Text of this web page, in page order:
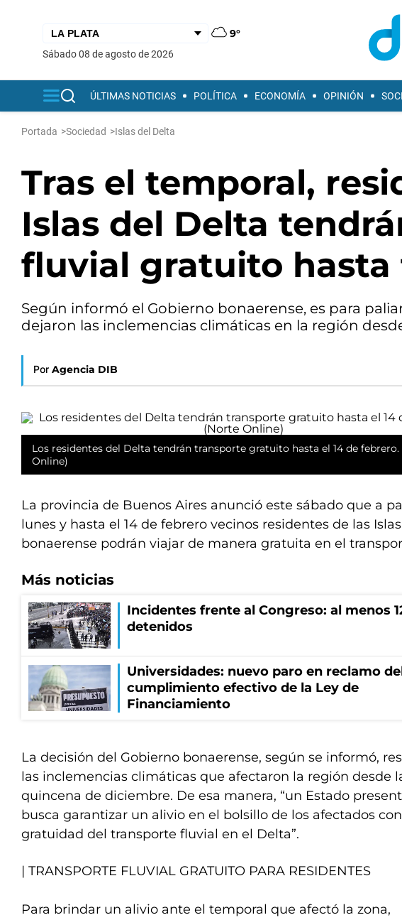
9°
sábado 08 de agosto de 2026
ÚLTIMAS NOTICIAS POLÍTICA ECONOMÍA OPINIÓN
Portada >Sociedad >Islas del Delta
Tras el temporal,
Islas del Delta
fluvial gratuito hasta
Según informó el Gobierno bonaerense, es para
dejaron las inclemencias climáticas en la región
Por Agencia DIB
Los residentes del Delta tendrán transporte gratuito hasta el 14 de
Online)
La provincia de Buenos Aires anunció este sábado que a
lunes y hasta el 14 de febrero vecinos residentes de las
bonaerense podrán viajar de manera gratuita en el
Más noticias
Incidentes frente al Congreso: al menos
detenidos
Universidades: nuevo paro en reclamo
cumplimiento efectivo de la Ley de
Financiamiento
La decisión del Gobierno bonaerense, según se informó,
las inclemencias climáticas que afectaron la región desde
quincena de diciembre. De esa manera, “un Estado
busca garantizar un alivio en el bolsillo de los afectados
gratuidad del transporte fluvial en el Delta”.
| TRANSPORTE FLUVIAL GRATUITO PARA RESIDENTES
Para brindar un alivio ante el temporal que afectó la zona,